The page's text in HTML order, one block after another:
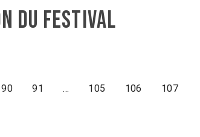
du festival
90 91 … 105 106 107